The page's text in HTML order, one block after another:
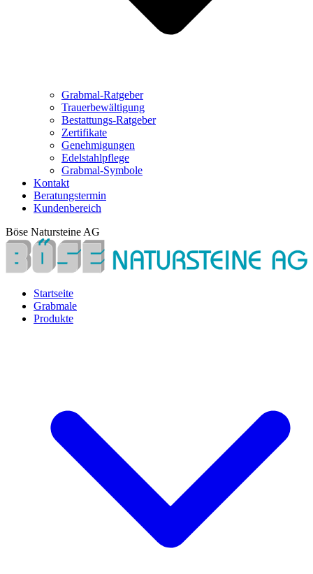
Grabmal-Ratgeber
Trauerbewältigung
Bestattungs-Ratgeber
Zertifikate
Genehmigungen
Edelstahlpflege
Grabmal-Symbole
Kontakt
Beratungstermin
Kundenbereich
Böse Natursteine AG
Startseite
Grabmale
Produkte